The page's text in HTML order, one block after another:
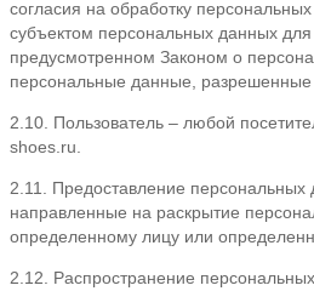
согласия на обработку
субъектом персональных данных
предусмотренном Законом о
персональные данные, разрешенные
2.10. Пользователь – любой
shoes.ru.
2.11. Предоставление персональных
направленные на раскрытие
определенному лицу или
2.12. Распространение